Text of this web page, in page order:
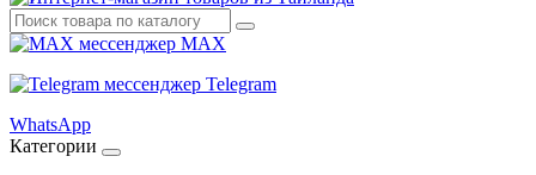
MAX
Telegram
WhatsApp
Категории